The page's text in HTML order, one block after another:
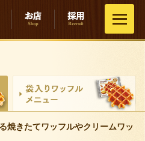
焼きたてワッフルやクリームワッ